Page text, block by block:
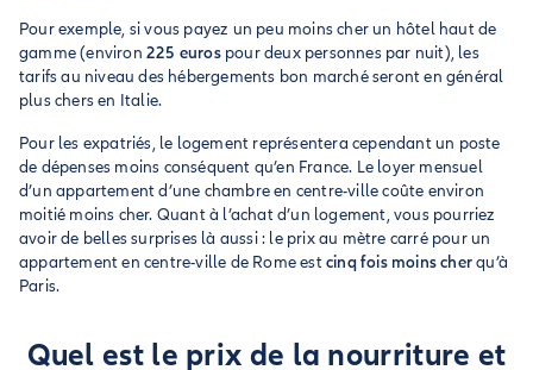
Pour exemple, si vous payez un peu moins cher un hôtel haut de
gamme (environ 225 eurospour deux personnes par nuit), les
tarifs au niveau des hébergements bon marché seront en général
plus chers en Italie.
Pour les expatriés, le logement représentera cependant un poste
de dépenses moins conséquent qu’en France. Le loyer mensuel
d’un appartement d’une chambre en centre-ville coûte environ
moitié moins cher. Quant à l’achat d’un logement, vous pourriez
avoir de belles surprises là aussi : le prix au mètre carré pour un
appartement en centre-ville de Rome estcinq fois moins cherqu’à
Paris.
Quel est le prix de la nourriture et